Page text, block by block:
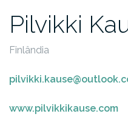
Pilvikki
Finlândia
www.pilvikkikause.com